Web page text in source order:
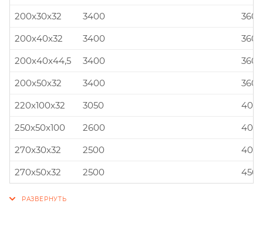
200x30x32
3400
200x40x32
3400
200x40x44,5
3400
200x50x32
3400
220x100x32
3050
250x50x100
2600
270x30x32
2500
270x50x32
2500